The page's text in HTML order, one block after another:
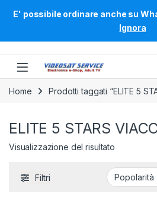
E' possibile ordinare anche su
Ignora
Skip to navigation
Skip to content
Home Prodotti taggati “ELITE 5
ELITE 5 STARS
Visualizzazione del risultato
Filtri